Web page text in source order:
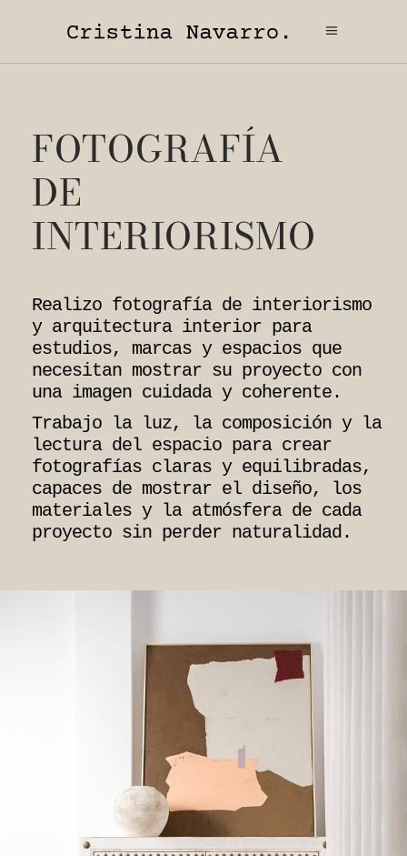
FOTOGRAFÍA
DE
INTERIORISMO
Realizo fotografía de interiorismo
y arquitectura interior para
estudios, marcas y espacios que
necesitan mostrar su proyecto con
una imagen cuidada y coherente.
Trabajo la luz, la composición y la
lectura del espacio para crear
fotografías claras y equilibradas,
capaces de mostrar el diseño, los
materiales y la atmósfera de cada
proyecto sin perder naturalidad.